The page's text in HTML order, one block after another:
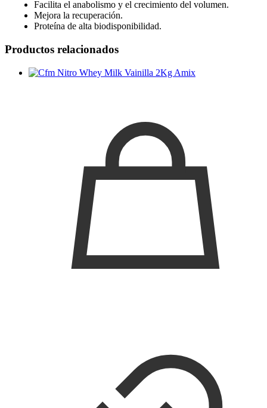
Facilita el anabolismo y el crecimiento del volumen.
Mejora la recuperación.
Proteína de alta biodisponibilidad.
Productos relacionados